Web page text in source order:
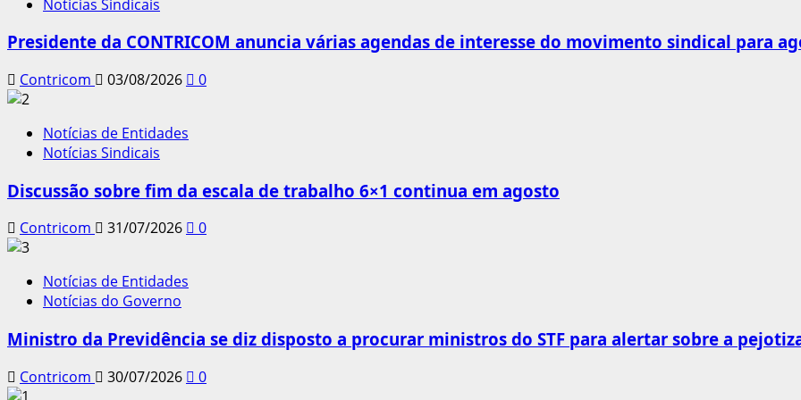
Notícias Sindicais
Presidente da CONTRICOM anuncia várias agendas de interesse do movimento sindical para
Contricom 03/08/2026 0
Notícias de Entidades
Notícias Sindicais
Discussão sobre fim da escala de trabalho 6×1 continua em agosto
Contricom 31/07/2026 0
Notícias de Entidades
Notícias do Governo
Ministro da Previdência se diz disposto a procurar ministros do STF para alertar sobre a
Contricom 30/07/2026 0